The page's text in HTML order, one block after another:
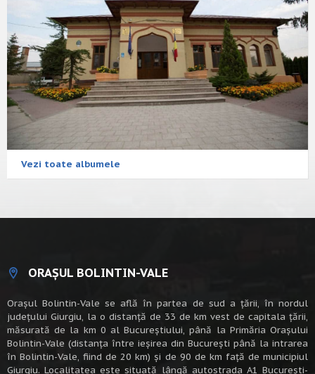
Vezi toate albumele
ORAȘUL BOLINTIN-VALE
Oraşul Bolintin-Vale se află în partea de sud a ţării, în nordul
judeţului Giurgiu, la o distanţă de 33 de km vest de capitala țării,
măsurată de la km 0 al Bucureștiului, până la Primăria Orașului
Bolintin-Vale (distanța între ieșirea din București până la intrarea
în Bolintin-Vale, fiind de 20 km) şi de 90 de km faţă de municipiul
Giurgiu. Localitatea este situată lângă autostrada A1 Bucureşti-